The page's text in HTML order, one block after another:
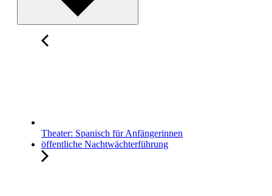
Theater: Spanisch für Anfängerinnen
öffentliche Nachtwächterführung